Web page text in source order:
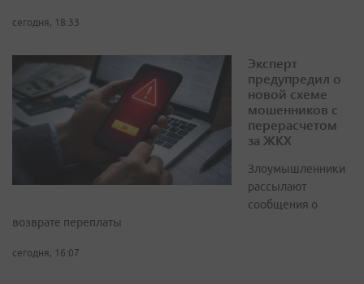
сегодня, 18:33
Эксперт
предупредил о
новой схеме
мошенников с
перерасчетом
за ЖКХ
Злоумышленники
рассылают
сообщения о
возврате переплаты
сегодня, 16:07